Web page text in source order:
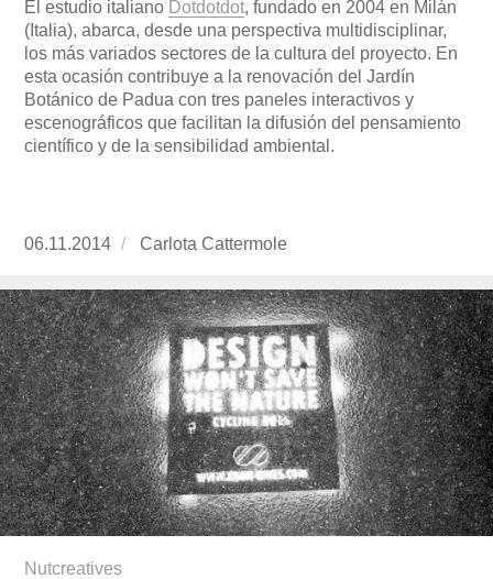
El estudio italiano Dotdotdot, fundado en 2004 en Milán
(Italia), abarca, desde una perspectiva multidisciplinar,
los más variados sectores de la cultura del proyecto. En
esta ocasión contribuye a la renovación del Jardín
Botánico de Padua con tres paneles interactivos y
escenográficos que facilitan la difusión del pensamiento
científico y de la sensibilidad ambiental.
Publicado
06.11.2014 https://www.experimenta.es/author/
Carlota Cattermole
Nutcreatives